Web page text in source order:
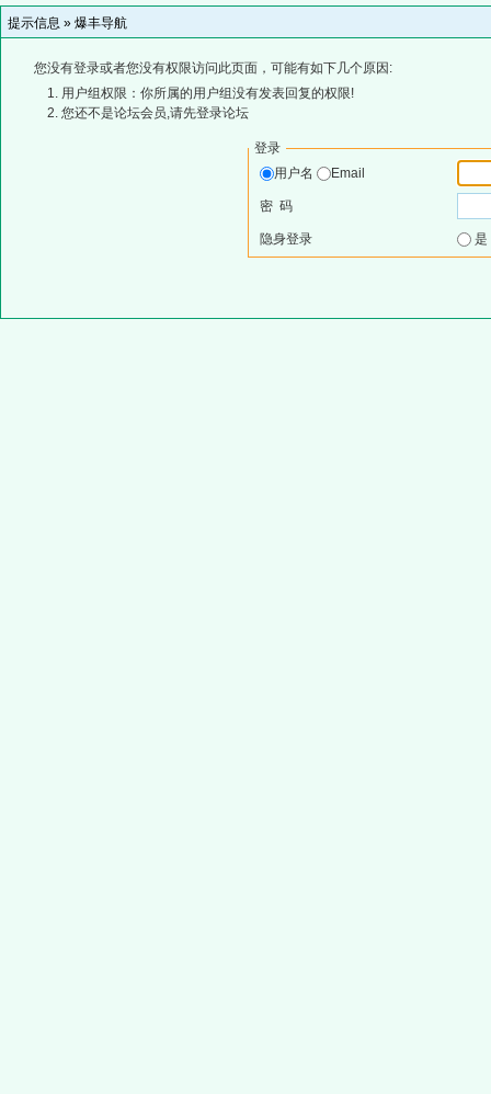
提示信息 » 爆丰导航
您没有登录或者您没有权限访问此页面，可能有如下几个原因:
用户组权限：你所属的用户组没有发表回复的权限!
您还不是论坛会员,请先登录论坛
登录
用户名
Email
密 码
隐身登录